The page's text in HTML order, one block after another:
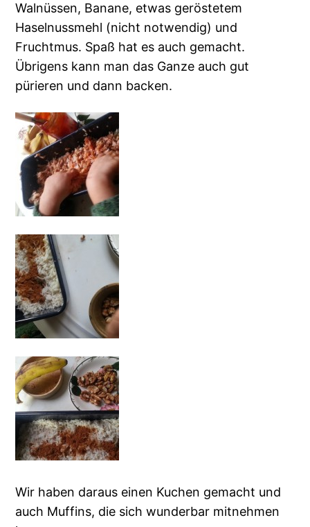
Walnüssen, Banane, etwas geröstetem
Haselnussmehl (nicht notwendig) und
Fruchtmus. Spaß hat es auch gemacht.
Übrigens kann man das Ganze auch gut
pürieren und dann backen.
Wir haben daraus einen Kuchen gemacht und
auch Muffins, die sich wunderbar mitnehmen